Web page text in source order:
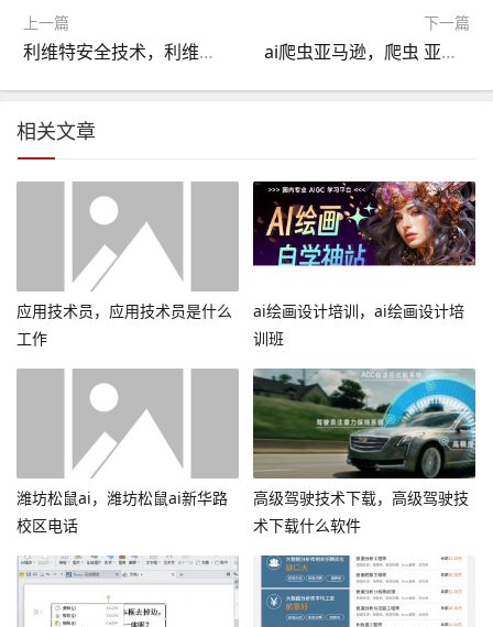
上一篇
利维特安全技术，利维特安全技术咨询有限公司
下一篇
ai爬虫亚马逊，爬虫 亚马逊
相关文章
应用技术员，应用技术员是什么
工作
ai绘画设计培训，ai绘画设计培
训班
潍坊松鼠ai，潍坊松鼠ai新华路
校区电话
高级驾驶技术下载，高级驾驶技
术下载什么软件